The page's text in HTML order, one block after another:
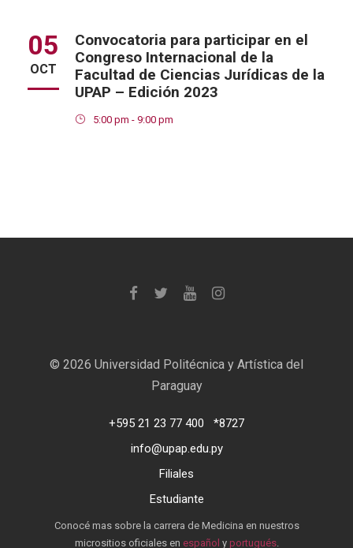
05
OCT
Convocatoria para participar en el
Congreso Internacional de la
Facultad de Ciencias Jurídicas de la
UPAP – Edición 2023
5:00 pm - 9:00 pm
© 2026 Universidad Politécnica y Artística del
Paraguay
+595 21 23 77 400
*8727
info@upap.edu.py
Filiales
Estudiante
Conocé mas sobre la carrera de Medicina en nuestros
micrositios oficiales en español y portugués.